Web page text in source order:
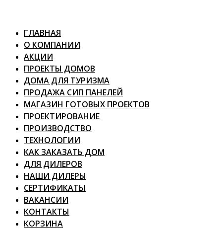
ГЛАВНАЯ
О КОМПАНИИ
АКЦИИ
ПРОЕКТЫ ДОМОВ
ДОМА ДЛЯ ТУРИЗМА
ПРОДАЖА СИП ПАНЕЛЕЙ
МАГАЗИН ГОТОВЫХ ПРОЕКТОВ
ПРОЕКТИРОВАНИЕ
ПРОИЗВОДСТВО
ТЕХНОЛОГИИ
КАК ЗАКАЗАТЬ ДОМ
ДЛЯ ДИЛЕРОВ
НАШИ ДИЛЕРЫ
СЕРТИФИКАТЫ
ВАКАНСИИ
КОНТАКТЫ
КОРЗИНА